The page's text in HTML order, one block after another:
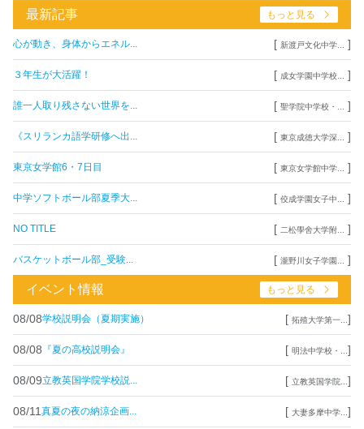
最新記事 もっと見る
心が動き、身体からエネル... [ 新渡戸文化中学... ]
３年生が大活躍！ [ 成女学園中学校... ]
誰一人取り残さない世界を... [ 聖学院中学校・... ]
《スリランカ語学研修へ出... [ 東京成徳大学深... ]
東京女学館6・7日目 [ 東京女学館中学... ]
中学ソフトボール部夏季大... [ 佼成学園女子中... ]
NO TITLE [ 二松學舍大学附... ]
バスケットボール部_受験... [ 瀧野川女子学園... ]
イベント情報 もっと見る
08/08学校説明会（夏期実施） [ 拓殖大学第一... ]
08/08 『夏の高校説明会』 [ 明法中学校・... ]
08/09立教英国学院学校説... [ 立教英国学院... ]
08/11 真夏の夜の納涼企画... [ 大妻多摩中学... ]